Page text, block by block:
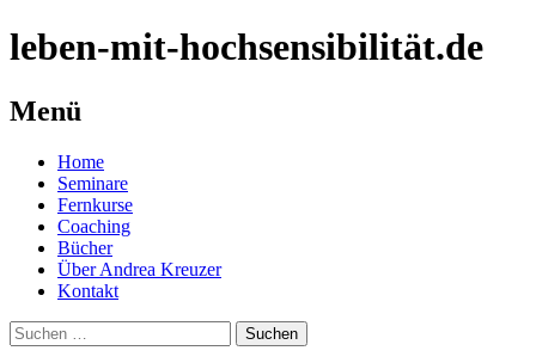
leben-mit-hochsensibilität.de
Menü
Springe
zum
Inhalt
Home
Seminare
Fernkurse
Coaching
Bücher
Über Andrea Kreuzer
Kontakt
Suchen
nach: